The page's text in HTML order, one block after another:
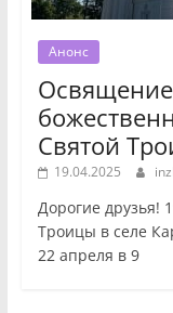
Анонс
Святой
19.04.2025
Дорогие друзья!
Троицы в селе
22 апреля в 9